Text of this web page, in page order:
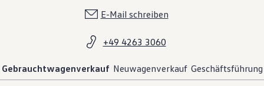
E-Mail schreiben
+49 4263 3060
Gebrauchtwagenverkauf Neuwagenverkauf Geschäftsführung